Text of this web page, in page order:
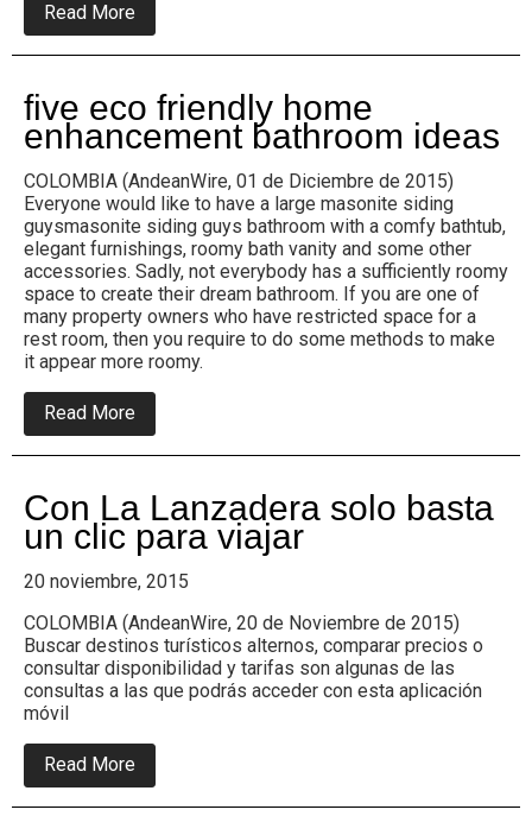
Read More
Colombia
lanza
la
iniciativa
Colombia
y
firma
innovador
acuerdo
para
reconocer
la
reducción
de
la
deforestación
en
Amazonía
five eco friendly home
enhancement bathroom ideas
COLOMBIA (AndeanWire, 01 de Diciembre de 2015)
Everyone would like to have a large masonite siding
guysmasonite siding guys bathroom with a comfy bathtub,
elegant furnishings, roomy bath vanity and some other
accessories. Sadly, not everybody has a sufficiently roomy
space to create their dream bathroom. If you are one of
many property owners who have restricted space for a
rest room, then you require to do some methods to make
it appear more roomy.
Read More
five
eco
enhancement
bathroom
ideas
Con La Lanzadera solo basta
un clic para viajar
20 noviembre, 2015
COLOMBIA (AndeanWire, 20 de Noviembre de 2015)
Buscar destinos turísticos alternos, comparar precios o
consultar disponibilidad y tarifas son algunas de las
consultas a las que podrás acceder con esta aplicación
móvil
Read More
Con
La